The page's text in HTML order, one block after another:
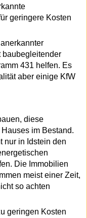
geringere Kosten
baubegleitender
431 helfen. Es
aber einige KfW
diese
im Bestand.
nur in Idstein den
Die Immobilien
meist einer Zeit,
so achten
geringen Kosten